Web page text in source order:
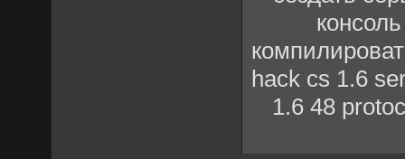
консоль
hack cs 1.6
1.6 48